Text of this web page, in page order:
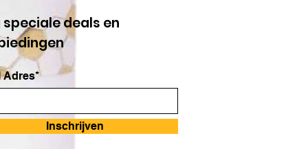
speciale deals en
Adres*
Inschrijven